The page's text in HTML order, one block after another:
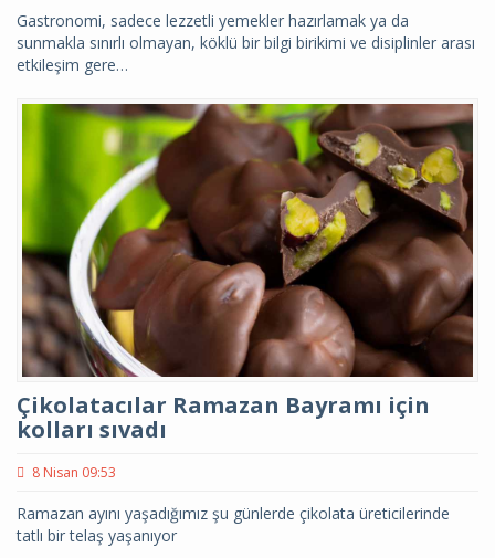
Gastronomi, sadece lezzetli yemekler hazırlamak ya da
sunmakla sınırlı olmayan, köklü bir bilgi birikimi ve disiplinler arası
etkileşim gere…
Çikolatacılar Ramazan Bayramı için
kolları sıvadı
8 Nisan 09:53
Ramazan ayını yaşadığımız şu günlerde çikolata üreticilerinde
tatlı bir telaş yaşanıyor